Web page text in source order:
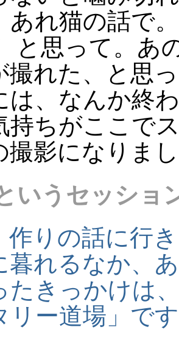
あれ猫の話で
と思って。あ
撮れた、と思
は、なんか終
持ちがここで
撮影になりま
いうセッショ
作りの話に行
暮れるなか、
たきっかけは
リー道場」で